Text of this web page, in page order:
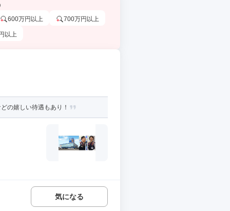
600万円以上 700万円以上
以上
の嬉しい待遇もあり！
気になる